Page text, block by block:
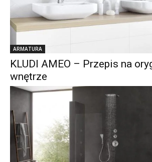
ARMATURA
KLUDI AMEO – Przepis na
wnętrze